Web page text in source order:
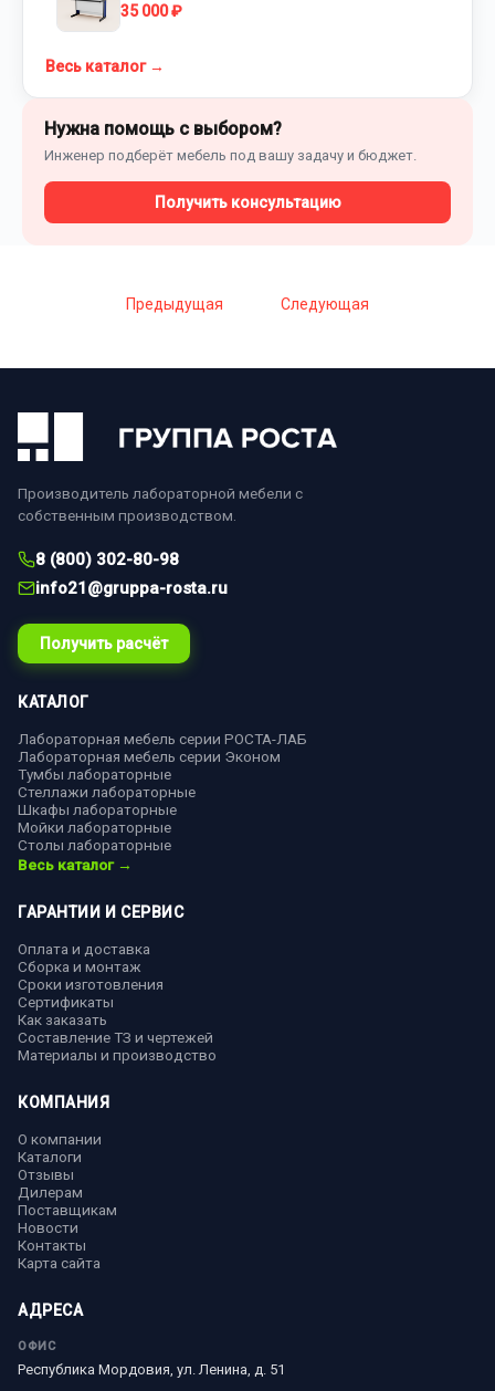
35 000 ₽
Весь каталог →
Нужна помощь с выбором?
Инженер подберёт мебель под вашу задачу и бюджет.
Получить консультацию
Предыдущая Следующая
Производитель лабораторной мебели с
собственным производством.
8 (800) 302-80-98
info21@gruppa-rosta.ru
Получить расчёт
КАТАЛОГ
Лабораторная мебель серии РОСТА-ЛАБ
Лабораторная мебель серии Эконом
Тумбы лабораторные
Стеллажи лабораторные
Шкафы лабораторные
Мойки лабораторные
Столы лабораторные
Весь каталог →
ГАРАНТИИ И СЕРВИС
Оплата и доставка
Сборка и монтаж
Сроки изготовления
Сертификаты
Как заказать
Составление ТЗ и чертежей
Материалы и производство
КОМПАНИЯ
О компании
Каталоги
Отзывы
Дилерам
Поставщикам
Новости
Контакты
Карта сайта
АДРЕСА
ОФИС
Республика Мордовия, ул. Ленина, д. 51